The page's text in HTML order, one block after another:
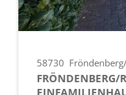
58730
FRÖNDENBERG/